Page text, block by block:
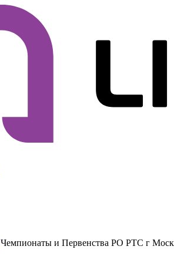
Чемпионаты и Первенства РО РТС г